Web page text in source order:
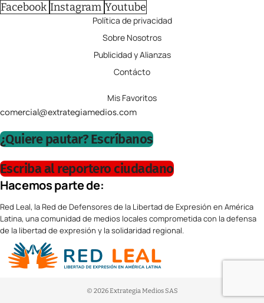
Facebook Instagram Youtube
Política de privacidad
Sobre Nosotros
Publicidad y Alianzas
Contácto
Mis Favoritos
comercial@extrategiamedios.com
¿Quiere pautar? Escríbanos
Escriba al reportero ciudadano
Hacemos parte de:
Red Leal, la Red de Defensores de la Libertad de Expresión en América
Latina, una comunidad de medios locales comprometida con la defensa
de la libertad de expresión y la solidaridad regional.
© 2026 Extrategia Medios SAS